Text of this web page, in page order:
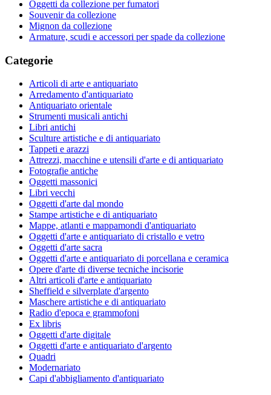
Oggetti da collezione per fumatori
Souvenir da collezione
Mignon da collezione
Armature, scudi e accessori per spade da collezione
Categorie
Articoli di arte e antiquariato
Arredamento d'antiquariato
Antiquariato orientale
Strumenti musicali antichi
Libri antichi
Sculture artistiche e di antiquariato
Tappeti e arazzi
Attrezzi, macchine e utensili d'arte e di antiquariato
Fotografie antiche
Oggetti massonici
Libri vecchi
Oggetti d'arte dal mondo
Stampe artistiche e di antiquariato
Mappe, atlanti e mappamondi d'antiquariato
Oggetti d'arte e antiquariato di cristallo e vetro
Oggetti d'arte sacra
Oggetti d'arte e antiquariato di porcellana e ceramica
Opere d'arte di diverse tecniche incisorie
Altri articoli d'arte e antiquariato
Sheffield e silverplate d'argento
Maschere artistiche e di antiquariato
Radio d'epoca e grammofoni
Ex libris
Oggetti d'arte digitale
Oggetti d'arte e antiquariato d'argento
Quadri
Modernariato
Capi d'abbigliamento d'antiquariato